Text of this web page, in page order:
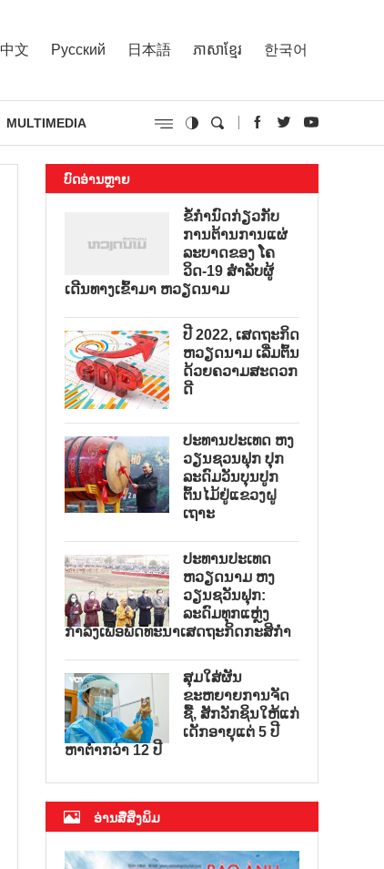
中文 Русский 日本語 ភាសាខ្មែរ 한국어
MULTIMEDIA
ບົດອ່ານຫຼາຍ
ຂໍ້ກຳນົດກ່ຽວກັບ
ການຕ້ານການແຜ່
ລະບາດຂອງ ໂຄ
ວິດ-19 ສຳລັບຜູ້
ເດີນທາງເຂົ້າມາ ຫວຽດນາມ
ປີ 2022, ເສດຖະກິດ
ຫວຽດນາມ ເລີ່ມຕົ້ນ
ດ້ວຍຄວາມສະດວກ
ດີ
ປະທານປະເທດ ຫງ
ວຽນຊວນຟຸກ ປຸກ
ລະດົມວັນບຸນປູກ
ຕົ້ນໄມ້ຢູ່ແຂວງຝູ
ເຖາະ
ປະທານປະເທດ
ຫວຽດນາມ ຫງ
ວຽນຊວັນຟຸກ:
ລະດົມທຸກແຫຼ່ງ
ກຳລັງເພື່ອພັດທະນາເສດຖະກິດກະສິກຳ
ສຸມໃສ່ຜັນ
ຂະຫຍາຍການຈັດ
ຊື້, ສັກວັກຊິນໃຫ້ແກ່
ເດັກອາຍຸແຕ່ 5 ປີ
ຫາຕ່ຳກວ່າ 12 ປີ
ອ່ານສື່ສິ່ງພິມ